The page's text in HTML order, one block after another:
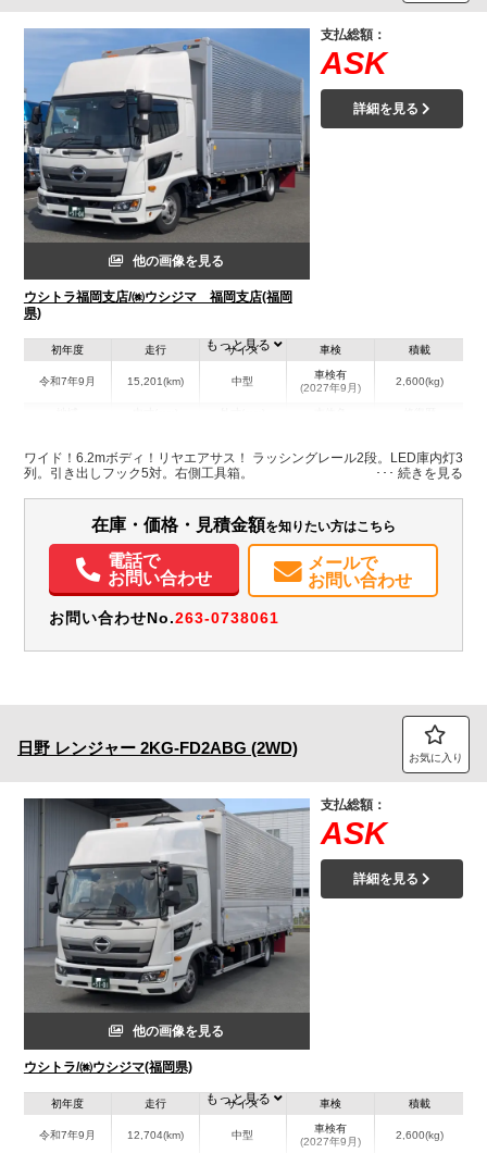
他の画像を見る
ウシトラ福岡支店/㈱ウシジマ 福岡支店(福岡
県)
支払総額：
ASK
詳細を見る
初年度
令和7年9月
走行
15,201(km)
サイズ
中型
車検
車検有
(2027年9月)
積載
2,600(kg)
福岡県
W:2,400
H:2,420
W:2,490
H:3,500
無
装備情報
バックモニター
もっと見る
ワイド！6.2mボディ！リヤエアサス！ ラッシングレール2段。LED庫内灯3
列。引き出しフック5対。右側工具箱。
在庫・価格・見積金額を知りたい方はこちら
電話で
お問い合わせ
メールで
お問い合わせ
お問い合わせNo.263-0738061
日野 レンジャー 2KG-FD2ABG (2WD) お気に入り
他の画像を見る
ウシトラ/㈱ウシジマ(福岡県)
支払総額：
ASK
詳細を見る
初年度
令和7年9月
走行
12,704(km)
サイズ
中型
車検
車検有
(2027年9月)
積載
2,600(kg)
もっと見る